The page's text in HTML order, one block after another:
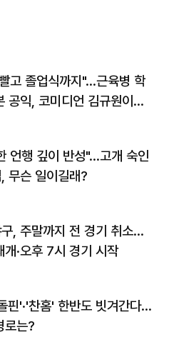
고 졸업식까지"…근육병 학
공익, 코미디언 김규원이었
언행 깊이 반성"…고개 숙인
무슨 일이길래?
, 주말까지 전 경기 취소…
개·오후 7시 경기 시작
핀'·'찬홈' 한반도 빗겨간다…
로는?